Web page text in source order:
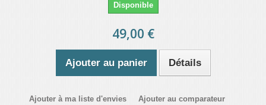
Disponible
49,00 €
Ajouter au panier Détails
Ajouter à ma liste d'envies Ajouter au comparateur